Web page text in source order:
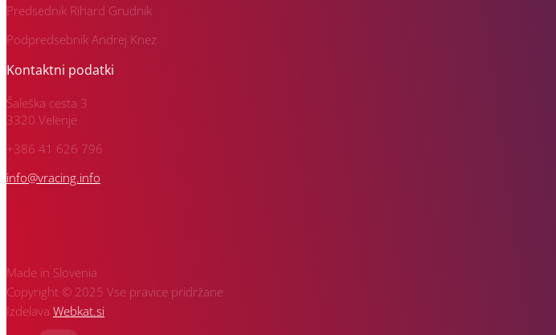
Predsednik Rihard Grudnik
Podpredsebnik Andrej Knez
Kontaktni podatki
Šaleška cesta 3
3320 Velenje
+386 41 626 796
info@vracing.info
Made in Slovenia
Copyright © 2025 Vse pravice pridržane
Izdelava Webkat.si